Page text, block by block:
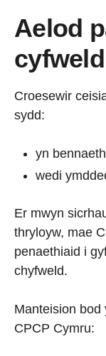
Aelod
cyfweld
Croesewir
sydd:
yn
wedi
Er mwyn
thryloyw, mae
penaethiaid i
chyfweld.
Manteision bod
CPCP Cymru: